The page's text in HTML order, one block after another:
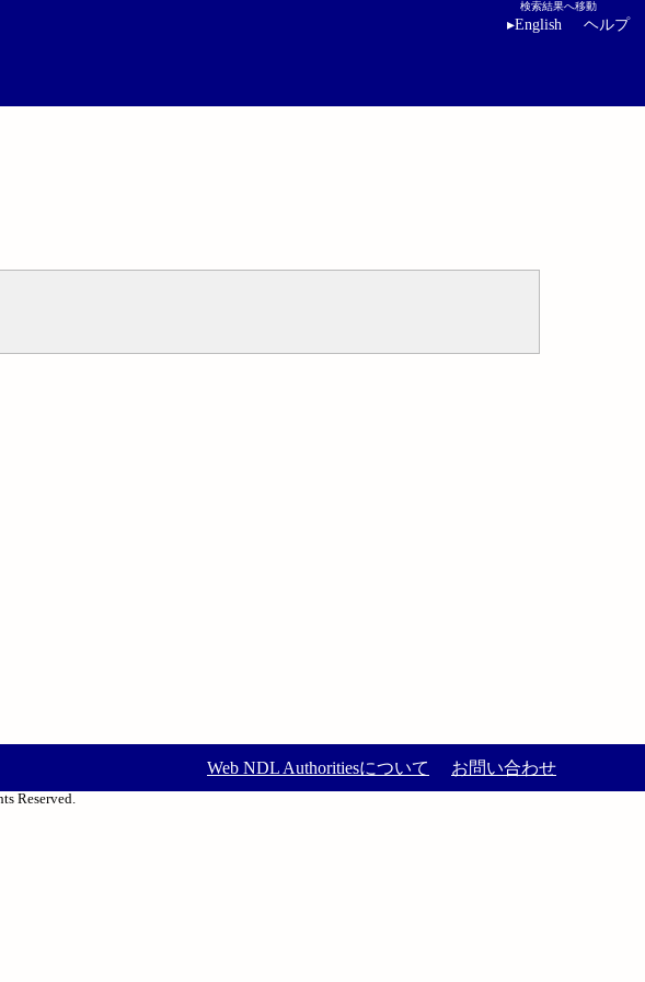
検索結果へ移動
▸English ヘルプ
Web NDL Authoritiesについて お問い合わせ
Reserved.